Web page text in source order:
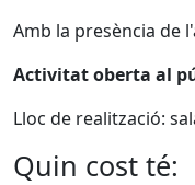
Amb la presència de
Activitat oberta al
Lloc de realització:
Quin cost té: